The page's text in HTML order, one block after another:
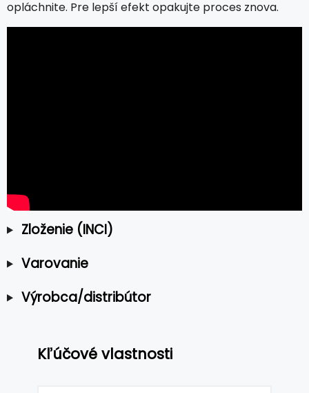
opláchnite. Pre lepší efekt opakujte proces znova.
Zloženie (INCI)
Varovanie
Výrobca/distribútor
Kľúčové vlastnosti